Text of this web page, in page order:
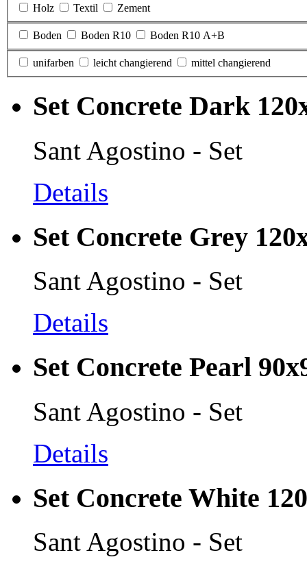
Holz Textil Zement
Boden Boden R10 Boden R10 A+B
unifarben leicht changierend mittel changierend
Set Concrete Dark
Sant Agostino - Set
Details
Set Concrete Grey
Sant Agostino - Set
Details
Set Concrete Pearl
Sant Agostino - Set
Details
Set Concrete White
Sant Agostino - Set